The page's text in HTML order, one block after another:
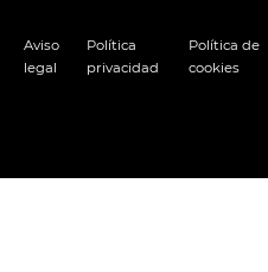
Aviso
legal
Política
privacidad
Política de
cookies